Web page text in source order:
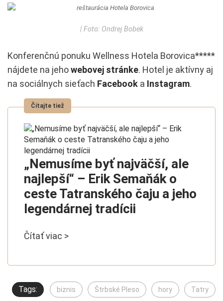
| Foto: Ondrej Bobek
Konferenčnú ponuku Wellness Hotela Borovica*****
nájdete na jehowebovej stránke. Hotel je aktívny aj
na sociálnych sieťach Facebook a Instagram.
„Nemusíme byť najväčší, ale
najlepší“ – Erik Semaňák o
ceste Tatranského čaju a jeho
legendárnej tradícii
Čítať viac >
Tags: biznis Štrbské Pleso hory Tatry